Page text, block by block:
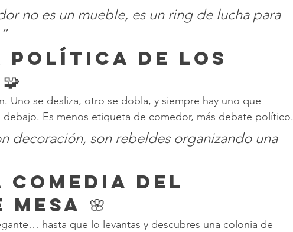
no es un mueble, es un ring de lucha para
Política de los
Uno se desliza, otro se dobla, y siempre hay uno que
debajo. Es menos etiqueta de comedor, más debate político.
decoración, son rebeldes organizando una
Comedia del
🌸
hasta que lo levantas y descubres una colonia de